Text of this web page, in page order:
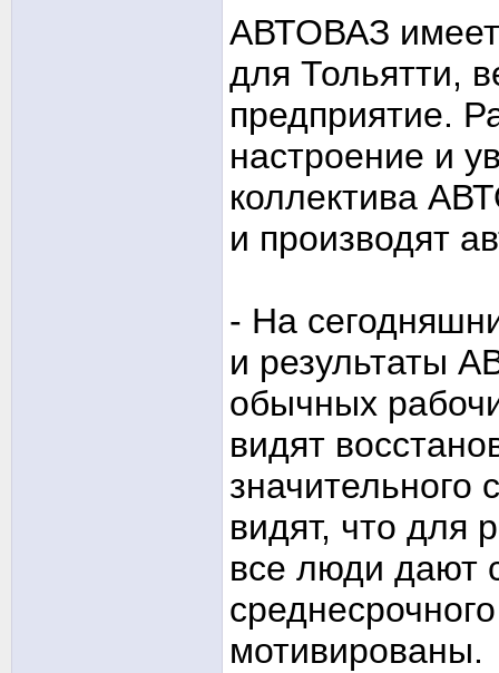
АВТОВАЗ имеет
для Тольятти,
предприятие.
настроение и
коллектива
и производят
- На
и результаты
обычных
видят
видят, что для
все люди дают
мотивированы.